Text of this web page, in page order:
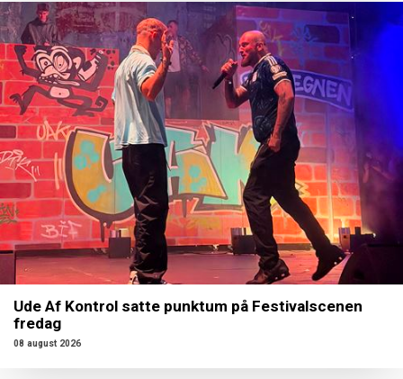
Ude Af Kontrol satte punktum på Festivalscenen
fredag
08 august 2026